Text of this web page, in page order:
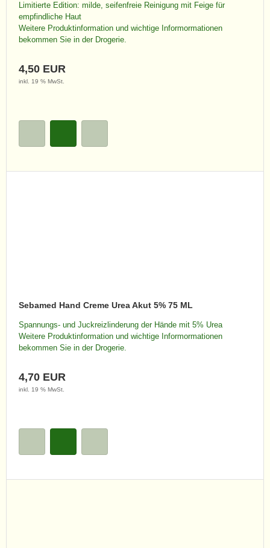
Limitierte Edition: milde, seifenfreie Reinigung mit Feige für
empfindliche Haut
Weitere Produktinformation und wichtige Informormationen
bekommen Sie in der Drogerie.
4,50 EUR
inkl. 19 % MwSt.
Sebamed Hand Creme Urea Akut 5% 75 ML
Spannungs- und Juckreizlinderung der Hände mit 5% Urea
Weitere Produktinformation und wichtige Informormationen
bekommen Sie in der Drogerie.
4,70 EUR
inkl. 19 % MwSt.